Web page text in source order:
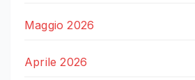
Maggio 2026
Aprile 2026